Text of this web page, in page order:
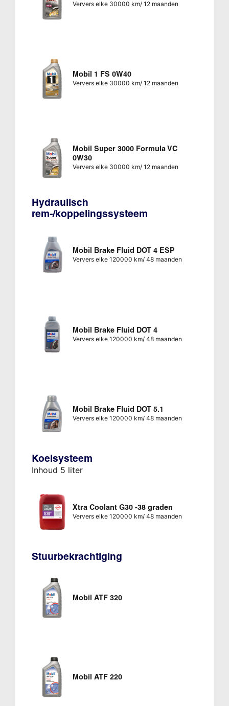
Ververs elke 30000 km/ 12 maanden
Mobil 1 FS 0W40
Ververs elke 30000 km/ 12 maanden
Mobil Super 3000 Formula VC
0W30
Ververs elke 30000 km/ 12 maanden
Hydraulisch
rem-/koppelingssysteem
Mobil Brake Fluid DOT 4 ESP
Ververs elke 120000 km/ 48 maanden
Mobil Brake Fluid DOT 4
Ververs elke 120000 km/ 48 maanden
Mobil Brake Fluid DOT 5.1
Ververs elke 120000 km/ 48 maanden
Koelsysteem
Inhoud 5 liter
Xtra Coolant G30 -38 graden
Ververs elke 120000 km/ 48 maanden
Stuurbekrachtiging
Mobil ATF 320
Mobil ATF 220